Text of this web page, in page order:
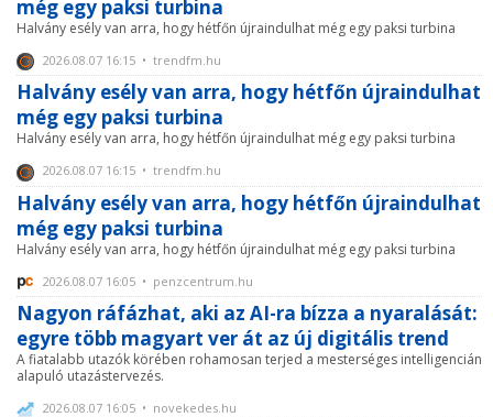
még egy paksi turbina
Halvány esély van arra, hogy hétfőn újraindulhat még egy paksi turbina
2026.08.07 16:15 • trendfm.hu
Halvány esély van arra, hogy hétfőn újraindulhat
még egy paksi turbina
Halvány esély van arra, hogy hétfőn újraindulhat még egy paksi turbina
2026.08.07 16:15 • trendfm.hu
Halvány esély van arra, hogy hétfőn újraindulhat
még egy paksi turbina
Halvány esély van arra, hogy hétfőn újraindulhat még egy paksi turbina
2026.08.07 16:05 • penzcentrum.hu
Nagyon ráfázhat, aki az AI-ra bízza a nyaralását:
egyre több magyart ver át az új digitális trend
A fiatalabb utazók körében rohamosan terjed a mesterséges intelligencián
alapuló utazástervezés.
2026.08.07 16:05 • novekedes.hu